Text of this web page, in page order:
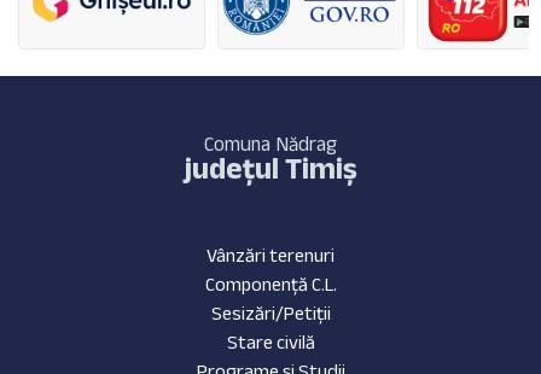
Comuna Nădrag
județul Timiș
Vânzări terenuri
Componență C.L.
Sesizări/Petiții
Stare civilă